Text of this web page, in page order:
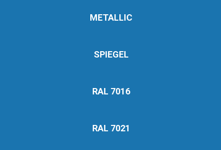
METALLIC
SPIEGEL
RAL 7016
RAL 7021